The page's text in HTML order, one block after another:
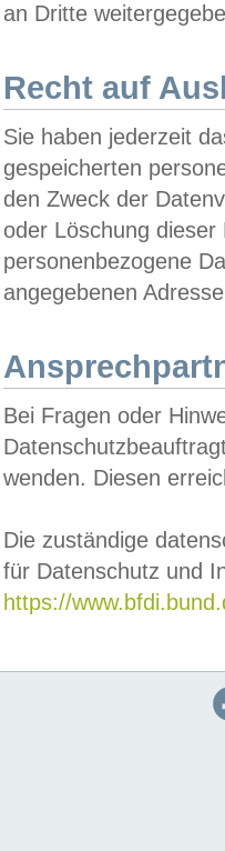
an Dritte
Recht auf
Sie haben jederzeit
gespeicherten
den Zweck der
oder Löschung
personenbezogene
angegebenen
Bei Fragen oder
wenden. Diesen
Die zuständige
für Datenschutz und
https://